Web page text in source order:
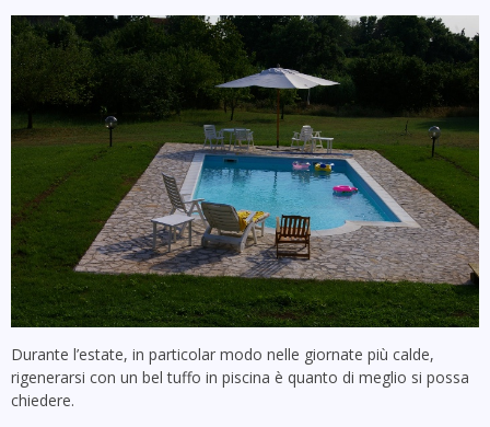
Durante l’estate, in particolar modo nelle giornate più calde,
rigenerarsi con un bel tuffo in piscina è quanto di meglio si possa
chiedere.